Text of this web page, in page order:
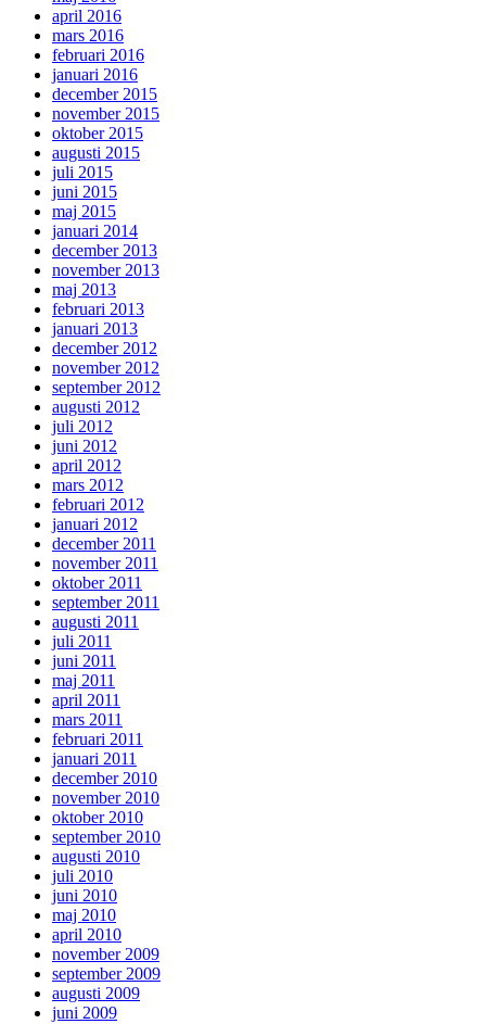
april 2016
mars 2016
februari 2016
januari 2016
december 2015
november 2015
oktober 2015
augusti 2015
juli 2015
juni 2015
maj 2015
januari 2014
december 2013
november 2013
maj 2013
februari 2013
januari 2013
december 2012
november 2012
september 2012
augusti 2012
juli 2012
juni 2012
april 2012
mars 2012
februari 2012
januari 2012
december 2011
november 2011
oktober 2011
september 2011
augusti 2011
juli 2011
juni 2011
maj 2011
april 2011
mars 2011
februari 2011
januari 2011
december 2010
november 2010
oktober 2010
september 2010
augusti 2010
juli 2010
juni 2010
maj 2010
april 2010
november 2009
september 2009
augusti 2009
juni 2009